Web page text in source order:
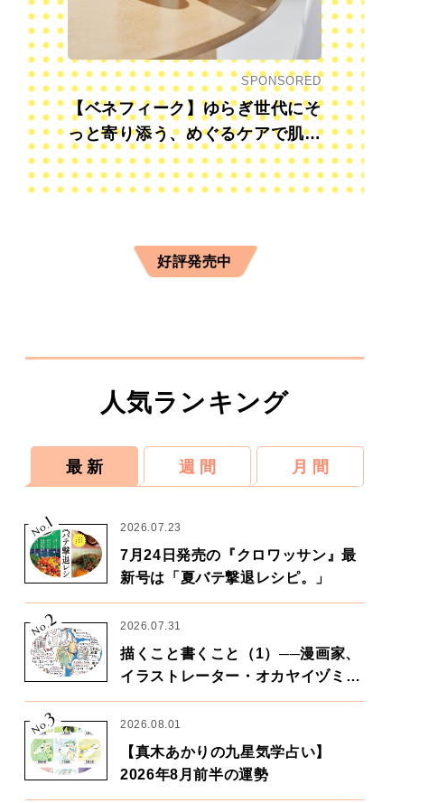
SPONSORED
【ベネフィーク】ゆらぎ世代にそ
っと寄り添う、めぐるケアで肌も
心も前向きに
好評発売中
人気ランキング
最 新 週 間 月 間
No.
1 2026.07.23
7月24日発売の『クロワッサン』最
新号は「夏バテ撃退レシピ。」
No.2 2026.07.31
描くこと書くこと（1）──漫画家、
イラストレーター・オカヤイヅミさ
ん×漫画家・鶴谷香央理さん
No.
3 2026.08.01
【真木あかりの九星気学占い】
2026年8月前半の運勢